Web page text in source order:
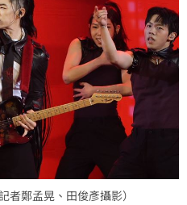
者鄭孟晃、田俊彥攝影）